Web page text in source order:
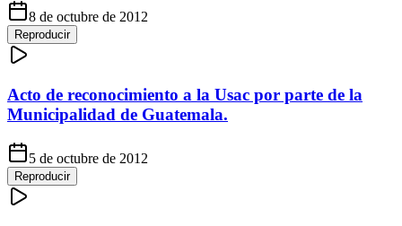
8 de octubre de 2012
Reproducir
Acto de reconocimiento a la Usac por parte de la
Municipalidad de Guatemala.
5 de octubre de 2012
Reproducir